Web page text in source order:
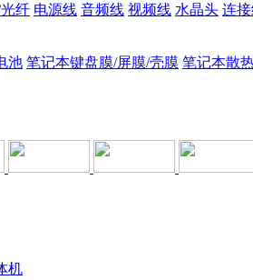
纤 电源线 音频线 视频线 水晶头 连
池 笔记本键盘膜/屏膜/壳膜 笔记本散
机